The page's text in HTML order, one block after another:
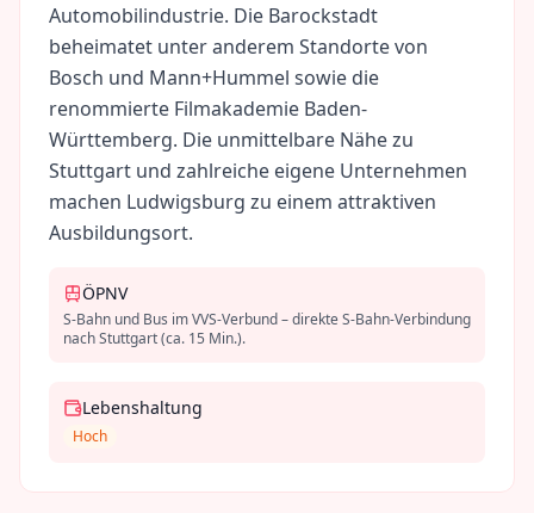
Automobilindustrie. Die Barockstadt
beheimatet unter anderem Standorte von
Bosch und Mann+Hummel sowie die
renommierte Filmakademie Baden-
Württemberg. Die unmittelbare Nähe zu
Stuttgart und zahlreiche eigene Unternehmen
machen Ludwigsburg zu einem attraktiven
Ausbildungsort.
ÖPNV
S-Bahn und Bus im VVS-Verbund – direkte S-Bahn-Verbindung
nach Stuttgart (ca. 15 Min.).
Lebenshaltung
Hoch